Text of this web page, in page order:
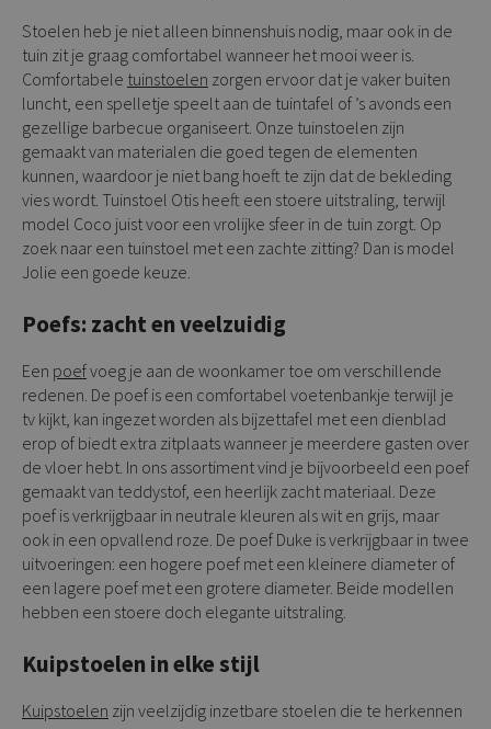
Stoelen heb je niet alleen binnenshuis nodig, maar ook in de
tuin zit je graag comfortabel wanneer het mooi weer is.
Comfortabele tuinstoelen zorgen ervoor dat je vaker buiten
luncht, een spelletje speelt aan de tuintafel of ’s avonds een
gezellige barbecue organiseert. Onze tuinstoelen zijn
gemaakt van materialen die goed tegen de elementen
kunnen, waardoor je niet bang hoeft te zijn dat de bekleding
vies wordt. Tuinstoel Otis heeft een stoere uitstraling, terwijl
model Coco juist voor een vrolijke sfeer in de tuin zorgt. Op
zoek naar een tuinstoel met een zachte zitting? Dan is model
Jolie een goede keuze.
Poefs: zacht en veelzuidig
Een poefvoeg je aan de woonkamer toe om verschillende
redenen. De poef is een comfortabel voetenbankje terwijl je
tv kijkt, kan ingezet worden als bijzettafel met een dienblad
erop of biedt extra zitplaats wanneer je meerdere gasten over
de vloer hebt. In ons assortiment vind je bijvoorbeeld een poef
gemaakt van teddystof, een heerlijk zacht materiaal. Deze
poef is verkrijgbaar in neutrale kleuren als wit en grijs, maar
ook in een opvallend roze. De poef Duke is verkrijgbaar in twee
uitvoeringen: een hogere poef met een kleinere diameter of
een lagere poef met een grotere diameter. Beide modellen
hebben een stoere doch elegante uitstraling.
Kuipstoelen in elke stijl
Kuipstoelen zijn veelzijdig inzetbare stoelen die te herkennen